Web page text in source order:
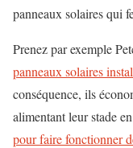
panneaux solaires qui
Prenez par exemple
panneaux solaires
conséquence, ils
alimentant leur stade
pour faire fonctionner